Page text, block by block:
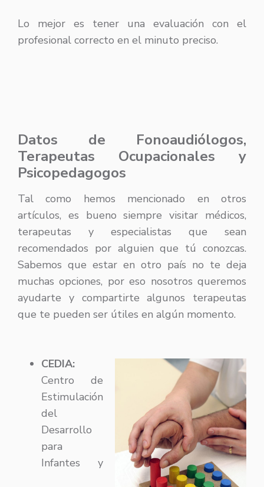
Lo mejor es tener una evaluación con el
profesional correcto en el minuto preciso.
Datos de Fonoaudiólogos,
Terapeutas Ocupacionales y
Psicopedagogos
Tal como hemos mencionado en otros
artículos, es bueno siempre visitar médicos,
terapeutas y especialistas que sean
recomendados por alguien que tú conozcas.
Sabemos que estar en otro país no te deja
muchas opciones, por eso nosotros queremos
ayudarte y compartirte algunos terapeutas
que te pueden ser útiles en algún momento.
CEDIA:
Centro de
Estimulación
del
Desarrollo
para
Infantes y